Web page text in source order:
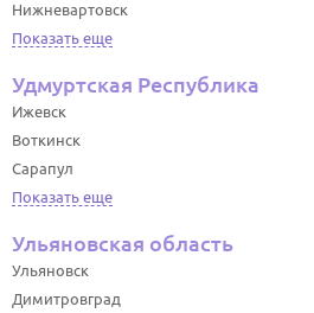
Нижневартовск
Показать еще
Удмуртская Республика
Ижевск
Воткинск
Сарапул
Показать еще
Ульяновская область
Ульяновск
Димитровград